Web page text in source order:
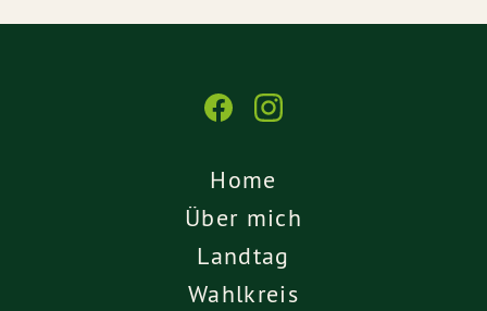
Home
Über mich
Landtag
Wahlkreis